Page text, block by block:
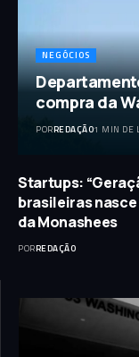
NEGÓCIOS
compra da
PORREDAÇÃO1 MIN DE
Startups:
brasileiras nasce
da Monashees
PORREDAÇÃO